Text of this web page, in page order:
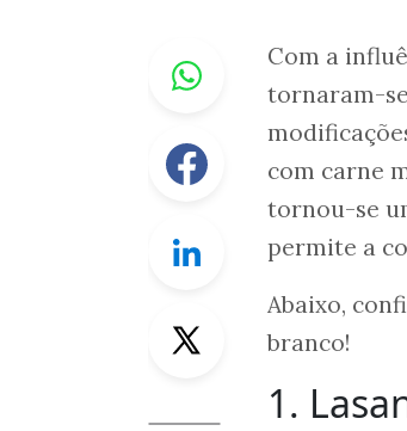
Whastapp
Facebook
Twitter
Com a
tornaram-
com carne
tornou-se
permite a
Abaixo,
branco!
1.